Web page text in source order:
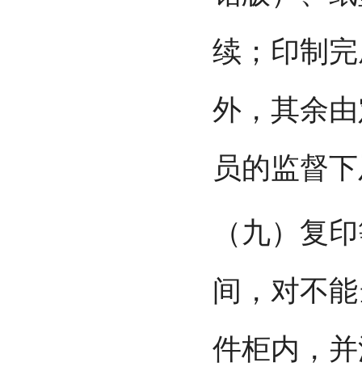
续；印制
外，其余
员的监督
（九）复
间，对不
件柜内，